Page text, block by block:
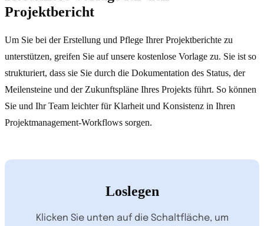
Projektbericht
Um Sie bei der Erstellung und Pflege Ihrer Projektberichte zu
unterstützen, greifen Sie auf unsere kostenlose Vorlage zu. Sie ist so
strukturiert, dass sie Sie durch die Dokumentation des Status, der
Meilensteine und der Zukunftspläne Ihres Projekts führt. So können
Sie und Ihr Team leichter für Klarheit und Konsistenz in Ihren
Projektmanagement-Workflows sorgen.
Loslegen
Klicken Sie unten auf die Schaltfläche, um